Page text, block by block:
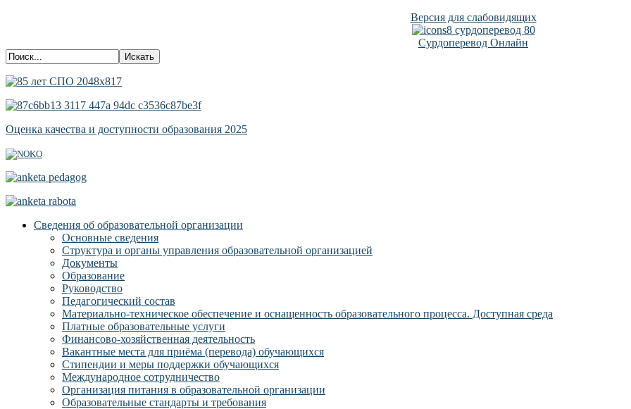
Версия для слабовидящих
Сурдоперевод Онлайн
Оценка качества и доступности образования 2025
Сведения об образовательной организации
Основные сведения
Структура и органы управления образовательной организацией
Документы
Образование
Руководство
Педагогический состав
Материально-техническое обеспечение и оснащенность образовательного процесса. Доступная среда
Платные образовательные услуги
Финансово-хозяйственная деятельность
Вакантные места для приёма (перевода) обучающихся
Стипендии и меры поддержки обучающихся
Международное сотрудничество
Организация питания в образовательной организации
Образовательные стандарты и требования